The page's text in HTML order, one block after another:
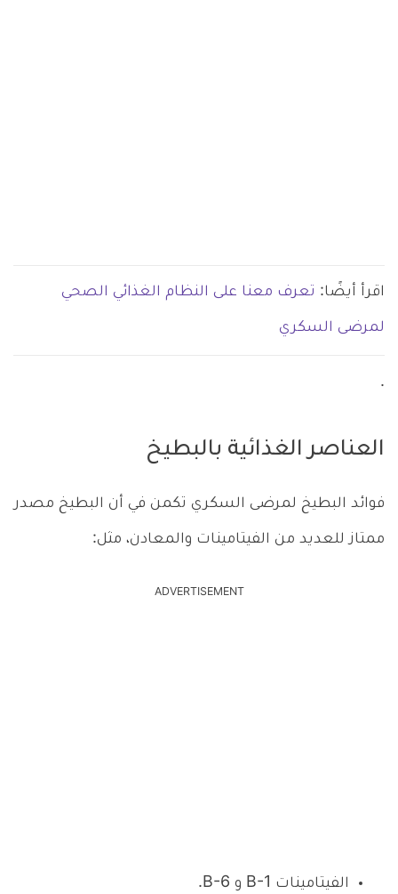
اقرأ أيضًا: تعرف معنا على النظام الغذائي الصحي
لمرضى السكري
.
العناصر الغذائية بالبطيخ
فوائد البطيخ لمرضى السكري تكمن في أن البطيخ مصدر
ممتاز للعديد من الفيتامينات والمعادن، مثل:
ADVERTISEMENT
الفيتامينات B-1 و B-6.